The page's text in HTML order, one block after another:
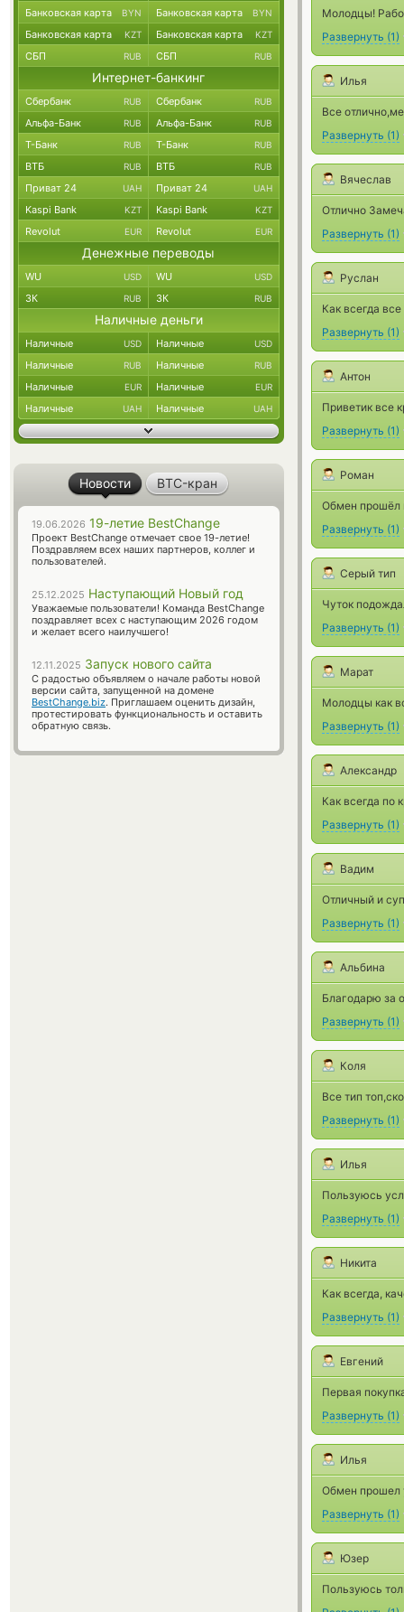
Молодцы!
Развернуть (1)
Илья
Все
Развернуть (1)
Вячеслав
Отлично
Развернуть (1)
Руслан
Как всегда
Развернуть (1)
Антон
Приветик все
Развернуть (1)
Роман
Обмен прошёл
Развернуть (1)
Серый тип
Чуток
Развернуть (1)
Марат
Молодцы как
Развернуть (1)
Александр
Как всегда по
Развернуть (1)
Вадим
Отличный и
Развернуть (1)
Альбина
Благодарю за
Развернуть (1)
Коля
Все тип
Развернуть (1)
Илья
Пользуюсь
Развернуть (1)
Никита
Как всегда,
Развернуть (1)
Евгений
Первая
Развернуть (1)
Илья
Обмен прошел
Развернуть (1)
Юзер
Пользуюсь
Банковская карта BYN Банковская карта BYN
Банковская карта KZT Банковская карта KZT
СБП RUB СБП RUB
Интернет-банкинг
Сбербанк RUB Сбербанк RUB
Альфа-Банк RUB Альфа-Банк RUB
Т-Банк RUB Т-Банк RUB
ВТБ RUB ВТБ RUB
Приват 24 UAH Приват 24 UAH
Kaspi Bank KZT Kaspi Bank KZT
Revolut EUR Revolut EUR
Денежные переводы
WU USD WU USD
ЗК RUB ЗК RUB
Наличные деньги
Наличные USD Наличные USD
Наличные RUB Наличные RUB
Наличные EUR Наличные EUR
Наличные UAH Наличные UAH
Новости BTC-кран
19.06.2026 19-летие BestChange
Проект BestChange отмечает свое 19-летие!
Поздравляем всех наших партнеров, коллег и
пользователей.
25.12.2025 Наступающий Новый год
Уважаемые пользователи! Команда BestChange
поздравляет всех с наступающим 2026 годом
и желает всего наилучшего!
12.11.2025 Запуск нового сайта
С радостью объявляем о начале работы новой
версии сайта, запущенной на домене
BestChange.biz. Приглашаем оценить дизайн,
протестировать функциональность и оставить
обратную связь.